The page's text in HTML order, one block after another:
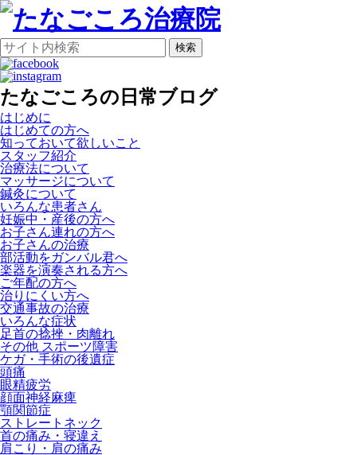
検索
たなごころの日常ブログ
はじめに
はじめての方へ
知っておいて欲しいこと
スタッフ紹介
治療法について
マッサージについて
鍼灸について
いろんな患者さん
妊娠中・産後の方へ
お子さん連れの方へ
お子さんの治療
部活動をガンバル君へ
楽器を演奏される方へ
ご年配の方へ
治りにくい方へ
交通事故の治療
いろんな症状
足首の捻挫・肉離れ
その他 スポーツ障害
ケガ・手術の後遺症
頭痛
眼精疲労
顔面神経麻痺
顎関節症
ストレートネック
首の痛み・寝違え
肩こり・肩の痛み